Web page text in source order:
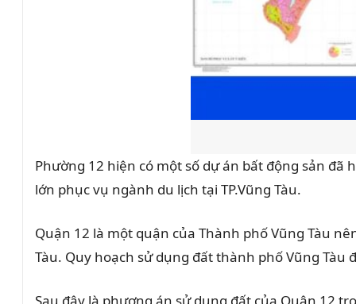
Phường 12 hiện có một số dự án bất động sản đã
lớn phục vụ ngành du lịch tại TP.Vũng Tàu.
Quận 12 là một quận của Thành phố Vũng Tàu
Tàu. Quy hoạch sử dụng đất thành phố Vũng
Sau đây là phương án sử dụng đất của Quận 12